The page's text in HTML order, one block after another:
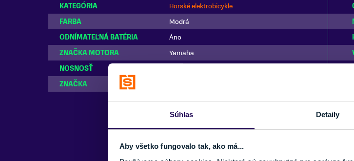
Súhlas Detaily
Aby všetko fungovalo tak, ako má...
KATEGÓRIA
Horské elektrobicykle
FARBA
Modrá
ODNÍMATEĽNÁ BATÉRIA
Áno
ZNAČKA MOTORA
Yamaha
NOSNOSŤ
ZNAČKA